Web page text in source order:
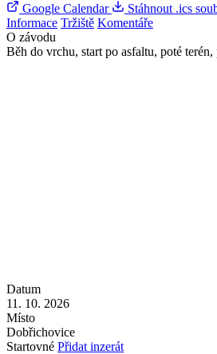
Google Calendar
Stáhnout .ics
Informace Tržiště Komentáře
O závodu
Běh do vrchu, start po asfaltu, poté
Datum
11. 10. 2026
Místo
Dobřichovice
Startovné Přidat inzerát